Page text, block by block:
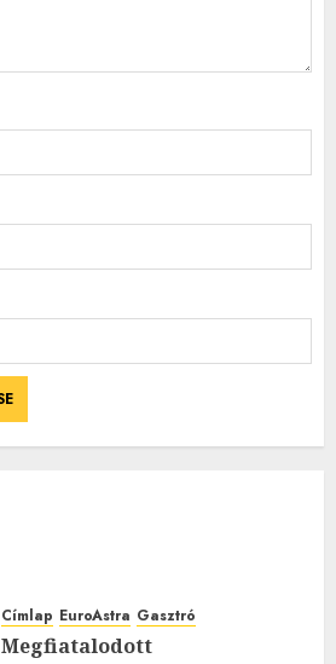
Címlap EuroAstra Gasztró
Megfiatalodott